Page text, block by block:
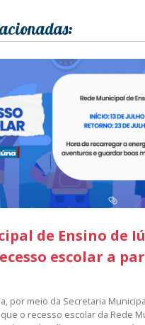
de Ensino de
escolar a
por meio da Secretaria
o recesso escolar da Rede